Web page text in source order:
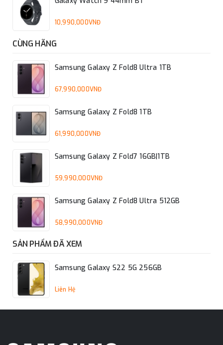
10,990,000VNĐ
CÙNG HÃNG
Samsung Galaxy Z Fold8 Ultra 1TB
67,990,000VNĐ
Samsung Galaxy Z Fold8 1TB
61,990,000VNĐ
Samsung Galaxy Z Fold7 16GB|1TB
59,990,000VNĐ
Samsung Galaxy Z Fold8 Ultra 512GB
58,990,000VNĐ
SẢN PHẨM ĐÃ XEM
Samsung Galaxy S22 5G 256GB
Liên Hệ